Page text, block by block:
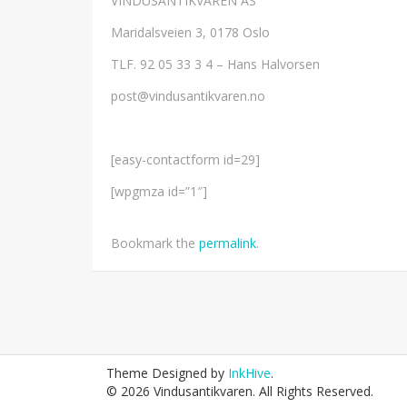
Maridalsveien 3, 0178 Oslo
TLF. 92 05 33 3 4 – Hans Halvorsen
post@vindusantikvaren.no
[easy-contactform id=29]
[wpgmza id=”1″]
Bookmark the permalink.
navigation
Theme Designed by InkHive.
© 2026 Vindusantikvaren. All Rights Reserved.